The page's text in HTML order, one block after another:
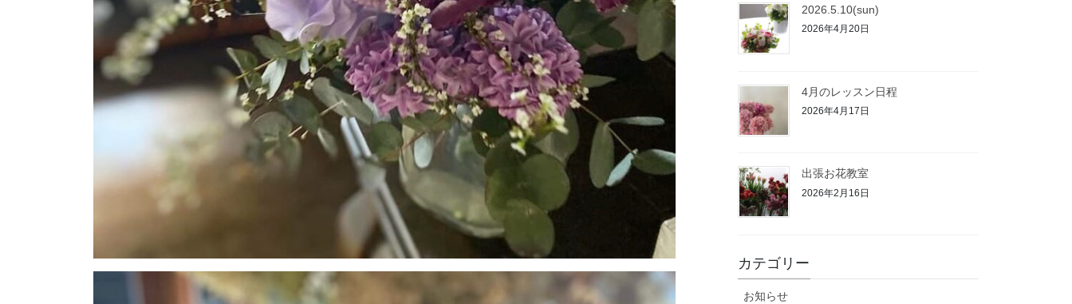
2026.5.10(sun)
2026年4月20日
4月のレッスン日程
2026年4月17日
出張お花教室
2026年2月16日
カテゴリー
お知らせ